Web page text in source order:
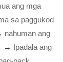
ang mga
sa paggukod
nahuman ang
→ Ipadala ang